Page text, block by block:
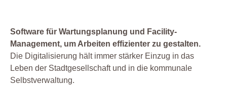
Software für Wartungsplanung und Facility-
Management, um Arbeiten effizienter zu gestalten.
Die Digitalisierung hält immer stärker Einzug in das
Leben der Stadtgesellschaft und in die kommunale
Selbstverwaltung.